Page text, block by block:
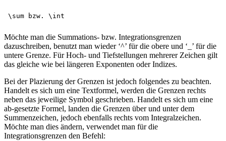
Möchte man die Summations- bzw. Integrationsgrenzen
dazuschreiben, benutzt man wieder ‘^’ für die obere und ‘_’ für die
untere Grenze. Für Hoch- und Tiefstellungen mehrerer Zeichen gilt
das gleiche wie bei längeren Exponenten oder Indizes.
Bei der Plazierung der Grenzen ist jedoch folgendes zu beachten.
Handelt es sich um eine Textformel, werden die Grenzen rechts
neben das jeweilige Symbol geschrieben. Handelt es sich um eine
ab-gesetzte Formel, landen die Grenzen über und unter dem
Summenzeichen, jedoch ebenfalls rechts vom Integralzeichen.
Möchte man dies ändern, verwendet man für die
Integrationsgrenzen den Befehl: